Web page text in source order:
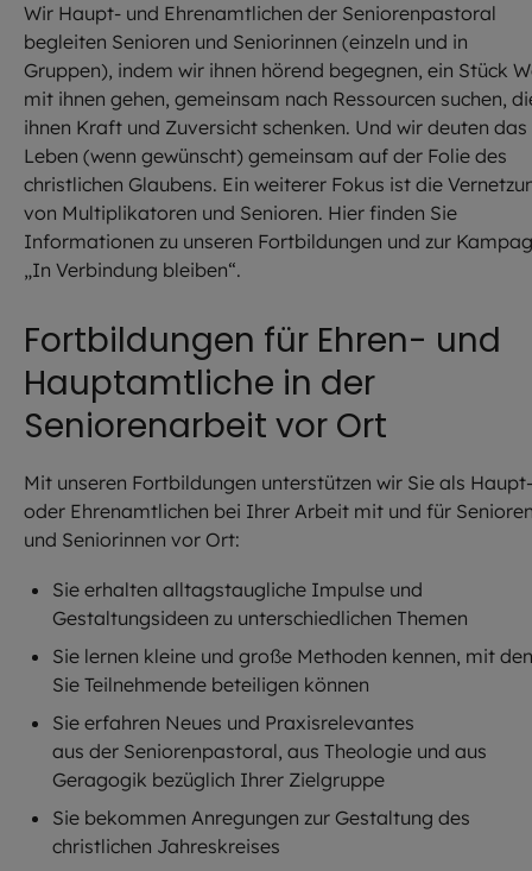
Wir Haupt- und Ehrenamtlichen der Seniorenpastoral
begleiten Senioren und Seniorinnen (einzeln und in
Gruppen), indem wir ihnen hörend begegnen, ein Stück
mit ihnen gehen, gemeinsam nach Ressourcen suchen,
ihnen Kraft und Zuversicht schenken. Und wir deuten das
Leben (wenn gewünscht) gemeinsam auf der Folie des
christlichen Glaubens. Ein weiterer Fokus ist die
von Multiplikatoren und Senioren. Hier finden Sie
Informationen zu unseren Fortbildungen und zur
„In Verbindung bleiben“.
Fortbildungen für Ehren- und
Hauptamtliche in der
Seniorenarbeit vor Ort
Mit unseren Fortbildungen unterstützen wir Sie als Haupt-
oder Ehrenamtlichen bei Ihrer Arbeit mit und für
und Seniorinnen vor Ort:
Sie erhalten alltagstaugliche Impulse und
Gestaltungsideen zu unterschiedlichen Themen
Sie lernen kleine und große Methoden kennen, mit
Sie Teilnehmende beteiligen können
Sie erfahren Neues und Praxisrelevantes
aus der Seniorenpastoral, aus Theologie und aus
Geragogik bezüglich Ihrer Zielgruppe
Sie bekommen Anregungen zur Gestaltung des
christlichen Jahreskreises